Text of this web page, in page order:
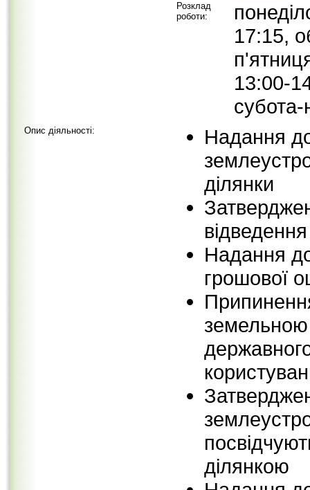
Розклад
роботи:
17:15,
13:00-
субота-
Опис діяльності:
Надання
ділянки
Надання
грошової
земельною
ділянкою